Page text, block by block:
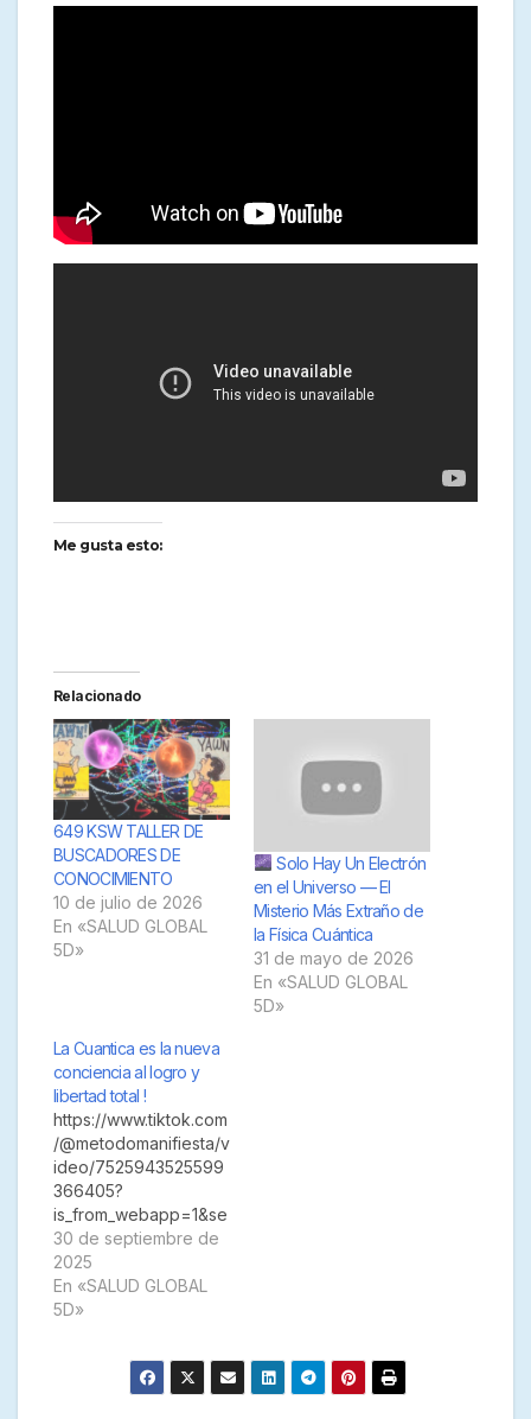
Me gusta esto:
Relacionado
649 KSW TALLER DE
BUSCADORES DE
CONOCIMIENTO
10 de julio de 2026
En «SALUD GLOBAL
5D»
Solo Hay Un Electrón
en el Universo — El
Misterio Más Extraño de
la Física Cuántica
31 de mayo de 2026
En «SALUD GLOBAL
5D»
La Cuantica es la nueva
conciencia al logro y
libertad total !
https://www.tiktok.com
/@metodomanifiesta/v
ideo/7525943525599
366405?
is_from_webapp=1&se
nder_device=pc
30 de septiembre de
2025
En «SALUD GLOBAL
5D»